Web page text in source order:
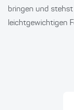
bringen und
leichtgewichtigen